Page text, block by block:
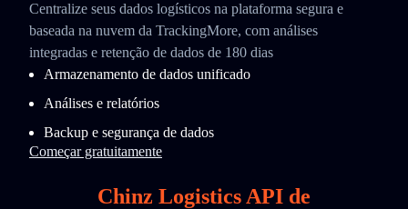
Centralize seus dados logísticos na plataforma segura e
baseada na nuvem da TrackingMore, com análises
integradas e retenção de dados de 180 dias
Armazenamento de dados unificado
Análises e relatórios
Backup e segurança de dados
Começar gratuitamente
Chinz Logistics API de